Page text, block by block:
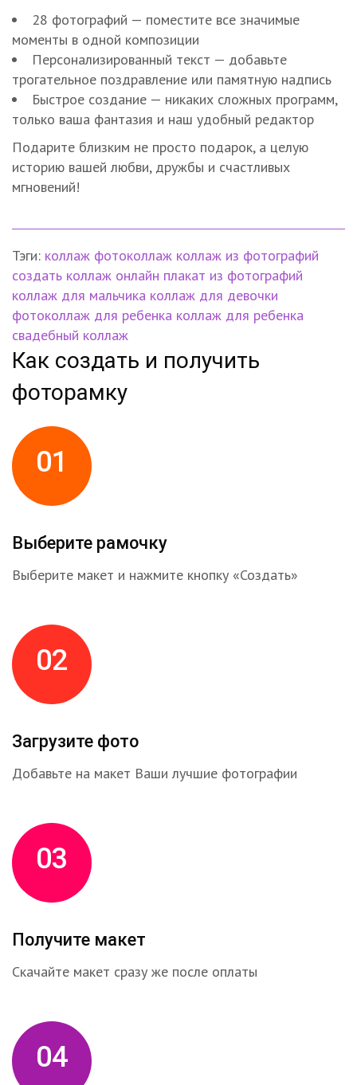
28 фотографий — поместите все значимые
моменты в одной композиции
Персонализированный текст — добавьте
трогательное поздравление или памятную надпись
Быстрое создание — никаких сложных программ,
только ваша фантазия и наш удобный редактор
Подарите близким не просто подарок, а целую
историю вашей любви, дружбы и счастливых
мгновений!
Тэги: коллаж фотоколлаж коллаж из фотографий
создать коллаж онлайн плакат из фотографий
коллаж для мальчика коллаж для девочки
фотоколлаж для ребенка коллаж для ребенка
свадебный коллаж
Как создать и получить
фоторамку
01
Выберите рамочку
Выберите макет и нажмите кнопку «Создать»
02
Загрузите фото
Добавьте на макет Ваши лучшие фотографии
03
Получите макет
Скачайте макет сразу же после оплаты
04